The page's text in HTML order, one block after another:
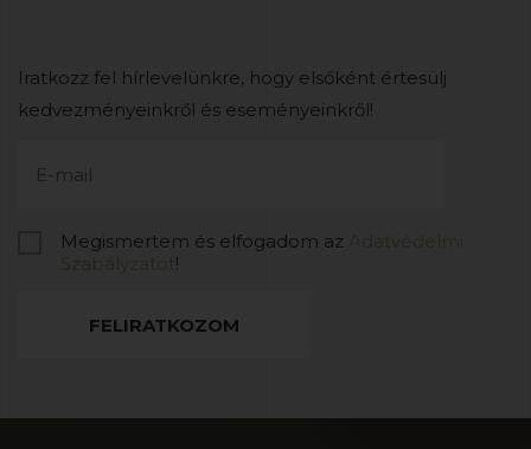
Iratkozz fel hírlevelünkre, hogy elsőként értesülj
kedvezményeinkről és eseményeinkről!
Megismertem és elfogadom az Adatvédelmi
Szabályzatot !
FELIRATKOZOM